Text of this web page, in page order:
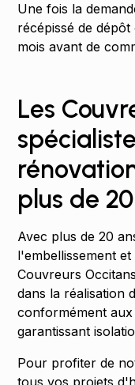
Une fois la
récépissé de dépôt
mois avant de
Les
plus de
Avec plus de 20
l'embellissement
Couvreurs
dans la réalisation
conformément
garantissant
Pour profiter de